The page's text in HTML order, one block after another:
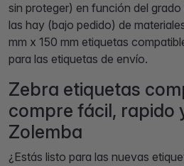
sin proteger) en función del
las hay (bajo pedido) de
mm x 150 mm etiquetas
para las etiquetas de envío.
Zebra etiquetas
compre fácil, rapido
Zolemba
¿Estás listo para las nuevas